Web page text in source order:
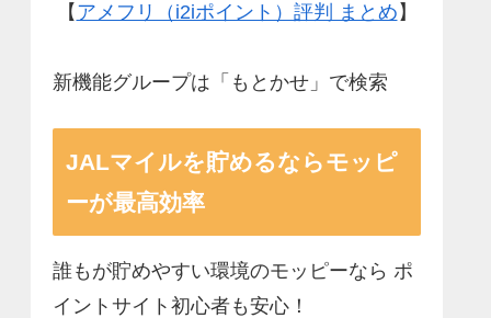
【 アメフリ（i2iポイント）評判 まとめ 】
新機能グループは「もとかせ」で検索
JALマイルを貯めるならモッピ
ーが最高効率
誰もが貯めやすい環境のモッピーなら ポ
イントサイト初心者も安心！